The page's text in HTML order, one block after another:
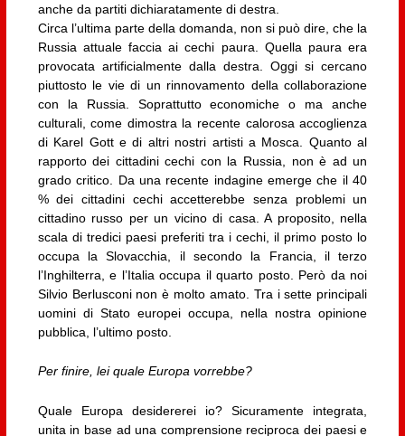
anche da partiti dichiaratamente di destra.
Circa l’ultima parte della domanda, non si può dire, che la
Russia attuale faccia ai cechi paura. Quella paura era
provocata artificialmente dalla destra. Oggi si cercano
piuttosto le vie di un rinnovamento della collaborazione
con la Russia. Soprattutto economiche o ma anche
culturali, come dimostra la recente calorosa accoglienza
di Karel Gott e di altri nostri artisti a Mosca. Quanto al
rapporto dei cittadini cechi con la Russia, non è ad un
grado critico. Da una recente indagine emerge che il 40
% dei cittadini cechi accetterebbe senza problemi un
cittadino russo per un vicino di casa. A proposito, nella
scala di tredici paesi preferiti tra i cechi, il primo posto lo
occupa la Slovacchia, il secondo la Francia, il terzo
l’Inghilterra, e l’Italia occupa il quarto posto. Però da noi
Silvio Berlusconi non è molto amato. Tra i sette principali
uomini di Stato europei occupa, nella nostra opinione
pubblica, l’ultimo posto.
Per finire, lei quale Europa vorrebbe?
Quale Europa desidererei io? Sicuramente integrata,
unita in base ad una comprensione reciproca dei paesi e